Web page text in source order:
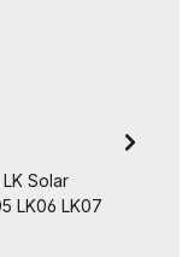
Solar
LK06 LK07